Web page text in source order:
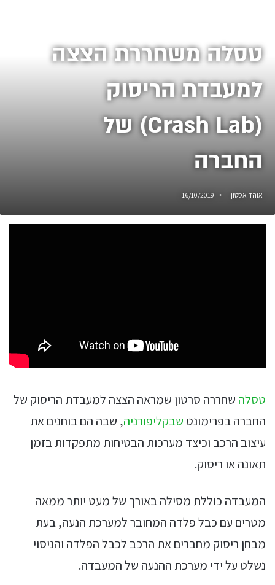
טסלה משחררת הצצה
למעבדת הריסוק
(Crash Lab) של
החברה
אוהד אסטון 16/10/2019
טסלה שחררה סרטון שמראה הצצה למעבדת הריסוק של
החברה בפרימונט שבקליפורניה, שבה הם בוחנים את
עיצוב הרכב וכיצד מערכות הבטיחות מתפקדות בזמן
תאונה או ריסוק.
המעבדה כוללת מסילה באורך של מעט יותר ממאה
מטרים עם כבל פלדה המחובר למערכת הנעה, בעת
מבחן ריסוק מחברים את הרכב לכבל הפלדה והניסוי
נשלט על ידי מערכת ההנעה של המעבדה.